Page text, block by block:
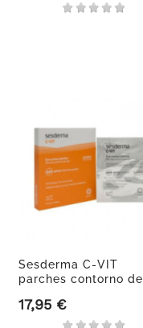
Sesderma C-VIT
parches contorno de
Precio
17,95 €